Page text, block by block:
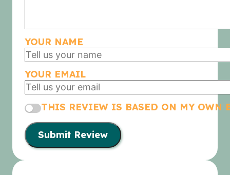
YOUR NAME
YOUR EMAIL
THIS REVIEW IS BASED ON MY OWN
Submit Review